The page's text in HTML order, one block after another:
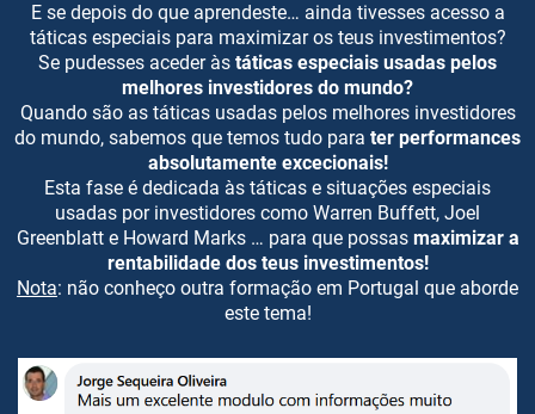
E se depois do que aprendeste… ainda tivesses acesso a
táticas especiais para maximizar os teus investimentos?
Se pudesses aceder às táticas especiais usadas pelos
melhores investidores do mundo?
Quando são as táticas usadas pelos melhores investidores
do mundo, sabemos que temos tudo para ter performances
absolutamente excecionais!
Esta fase é dedicada às táticas e situações especiais
usadas por investidores como Warren Buffett, Joel
Greenblatt e Howard Marks … para que possas maximizar a
rentabilidade dos teus investimentos!
Nota: não conheço outra formação em Portugal que aborde
este tema!